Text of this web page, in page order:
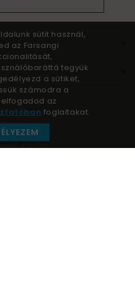
pont!
sütit használ,
az Farsangi
tegyük
a sütiket,
számodra a
az
foglaltakat.